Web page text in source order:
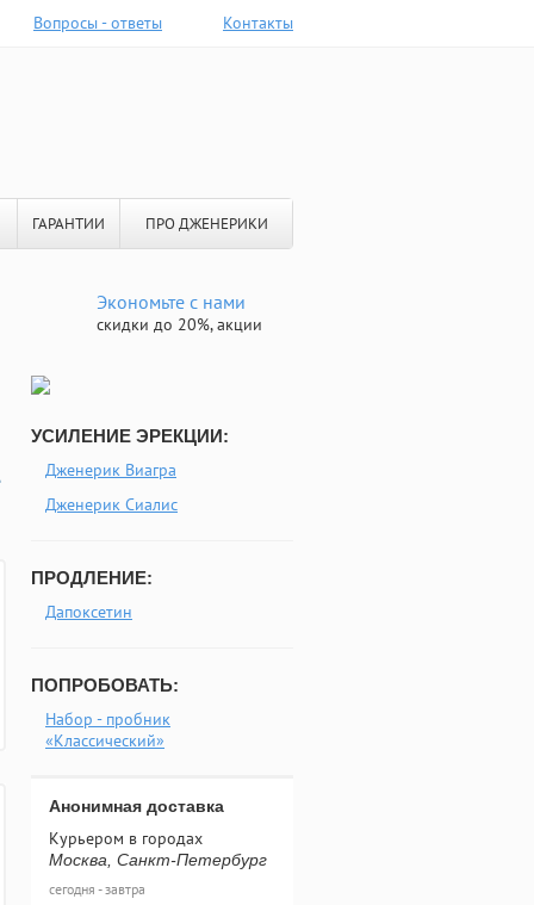
Вопросы - ответы Контакты
ГАРАНТИИ ПРО ДЖЕНЕРИКИ
Экономьте с нами
скидки до 20%, акции
УСИЛЕНИЕ ЭРЕКЦИИ:
Дженерик Виагра
Дженерик Сиалис
ПРОДЛЕНИЕ:
Дапоксетин
ПОПРОБОВАТЬ:
Набор - пробник
«Классический»
Анонимная доставка
Курьером в городах
Москва, Санкт-Петербург
сегодня - завтра